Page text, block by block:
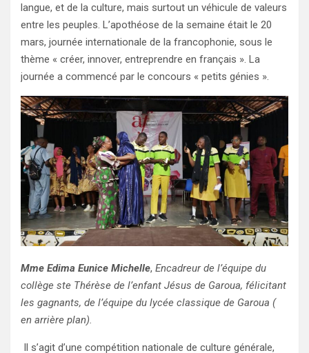
langue, et de la culture, mais surtout un véhicule de valeurs
entre les peuples. L’apothéose de la semaine était le 20
mars, journée internationale de la francophonie, sous le
thème « créer, innover, entreprendre en français ». La
journée a commencé par le concours « petits génies ».
Mme Edima Eunice Michelle, Encadreur de l’équipe du
collège ste Thérèse de l’enfant Jésus de Garoua, félicitant
les gagnants, de l’équipe du lycée classique de Garoua (
en arrière plan).
Il s’agit d’une compétition nationale de culture générale,